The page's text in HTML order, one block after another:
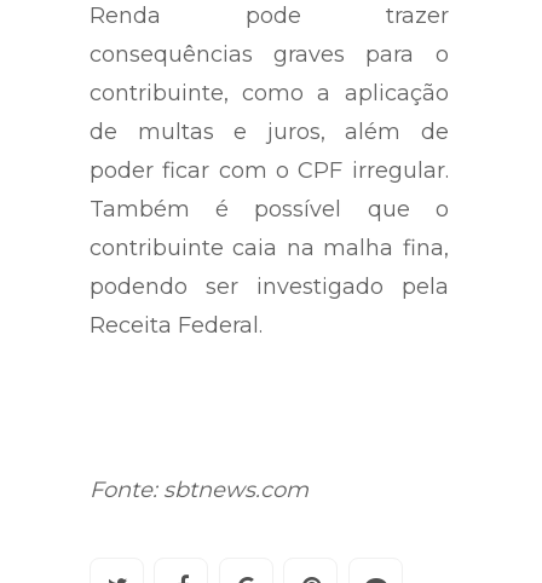
Renda pode trazer
consequências graves para o
contribuinte, como a aplicação
de multas e juros, além de
poder ficar com o CPF irregular.
Também é possível que o
contribuinte caia na malha fina,
podendo ser investigado pela
Receita Federal.
Fonte: sbtnews.com